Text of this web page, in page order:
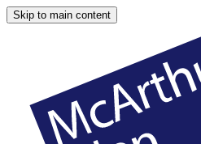
Skip to main content